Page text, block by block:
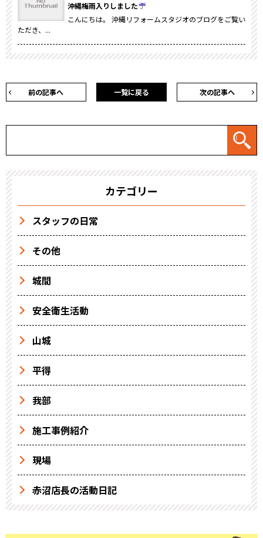
沖縄梅雨入りしました
こんにちは。 沖縄リフォームスタジオのブログをご覧い
ただき、...
前の記事へ 次の記事へ
一覧に戻る
カテゴリー
スタッフの日常
その他
城間
安全衛生活動
山城
平得
我部
施工事例紹介
現場
赤沼店長の活動日記